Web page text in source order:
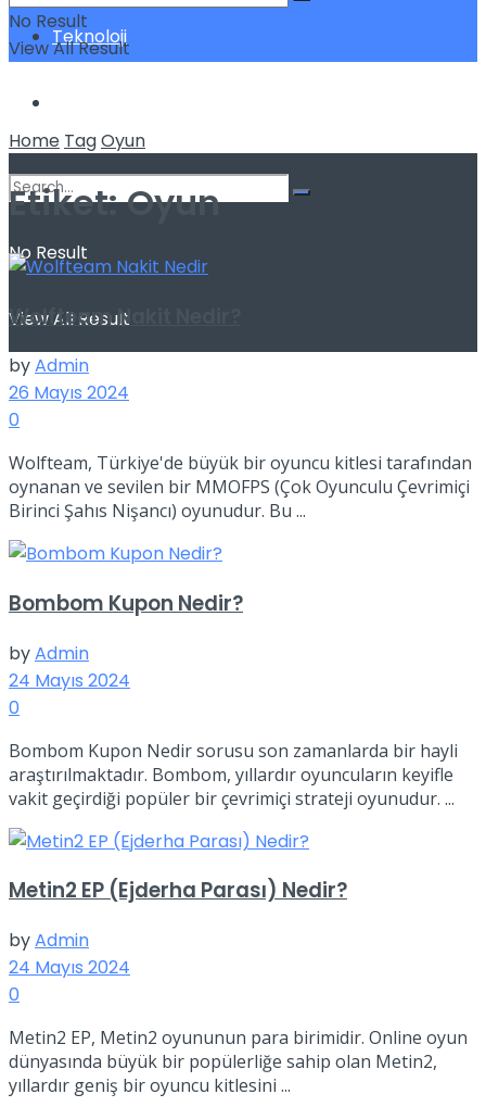
Teknoloji
No Result
View All Result
No Result
View All Result
Home TagOyun
Etiket:Oyun
Wolfteam Nakit Nedir?
byAdmin
26 Mayıs 2024
0
Wolfteam, Türkiye'de büyük bir oyuncu kitlesi tarafından
oynanan ve sevilen bir MMOFPS (Çok Oyunculu Çevrimiçi
Birinci Şahıs Nişancı) oyunudur. Bu ...
Bombom Kupon Nedir?
byAdmin
24 Mayıs 2024
0
Bombom Kupon Nedir sorusu son zamanlarda bir hayli
araştırılmaktadır. Bombom, yıllardır oyuncuların keyifle
vakit geçirdiği popüler bir çevrimiçi strateji oyunudur. ...
Metin2 EP (Ejderha Parası) Nedir?
byAdmin
24 Mayıs 2024
0
Metin2 EP, Metin2 oyununun para birimidir. Online oyun
dünyasında büyük bir popülerliğe sahip olan Metin2,
yıllardır geniş bir oyuncu kitlesini ...